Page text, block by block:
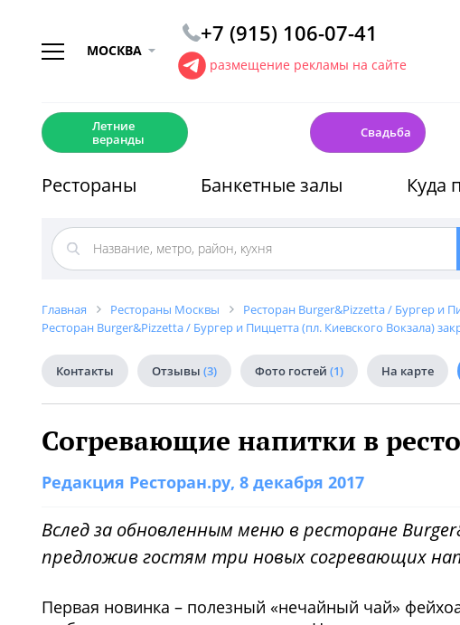
МОСКВА
+7 (915) 106-07-41
размещение рекламы на сайте
Летние
веранды
Свадьба
Рестораны Банкетные залы Куда
Главная Рестораны Москвы
Ресторан Burger&Pizzetta / Бургер и
Ресторан Burger&Pizzetta / Бургер и Пиццетта (пл. Киевского Вокзала)
Контакты Отзывы (3) Фото гостей (1) На карте
Согревающие напитки в
Редакция Ресторан.ру, 8 декабря 2017
Вслед за обновленным меню в ресторане
предложив гостям три новых согревающих
Первая новинка – полезный «нечайный чай»